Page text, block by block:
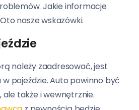
Jakie informacje
nasze wskazówki.
należy zaadresować, jest
pojeździe. Auto powinno być
także i wewnętrznie.